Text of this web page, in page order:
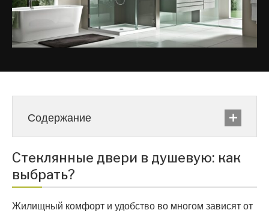
Содержание
Стеклянные двери в душевую: как
выбрать?
Жилищный комфорт и удобство во многом зависят от